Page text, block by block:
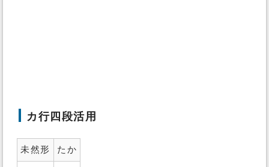
カ行四段活用
未然形 たか